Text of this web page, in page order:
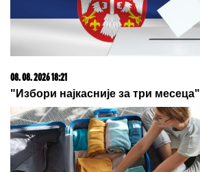
08. 08. 2026 18:21
"Избори најкасније за три месеца"